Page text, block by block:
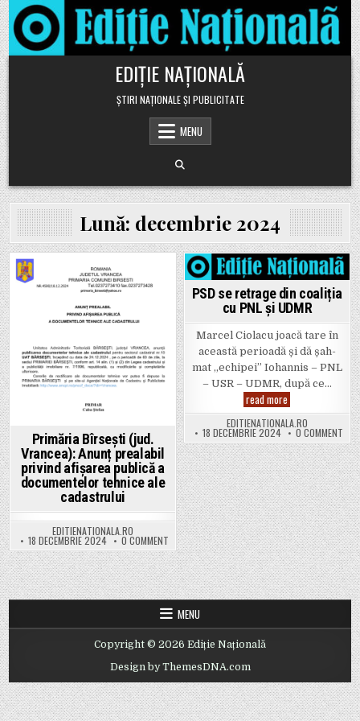
Skip to content
EDIȚIE NAȚIONALĂ
ȘTIRI NAȚIONALE ȘI PUBLICITATE
MENU
Lună: decembrie 2024
Posted in
Primăria Bîrsești (jud.
Vrancea): Anunț prealabil
privind afișarea publică a
documentelor tehnice ale
cadastrului
EDITIENATIONALA.RO
18 DECEMBRIE 2024 0 COMMENT ON PRIMĂRIA BÎRSEȘTI (JUD. VRANCEA):
Posted in
PSD se retrage din coaliția
cu PNL și UDMR
Marcel Ciolacu joacă tare în
această perioadă și dă șah-
mat „echipei” Iohannis – PNL
– USR – UDMR, după ce…
read more PSD se retrage
EDITIENATIONALA.RO
18 DECEMBRIE 2024 0 COMMENT
MENU
Copyright © 2026 Ediție Națională
Design by ThemesDNA.com